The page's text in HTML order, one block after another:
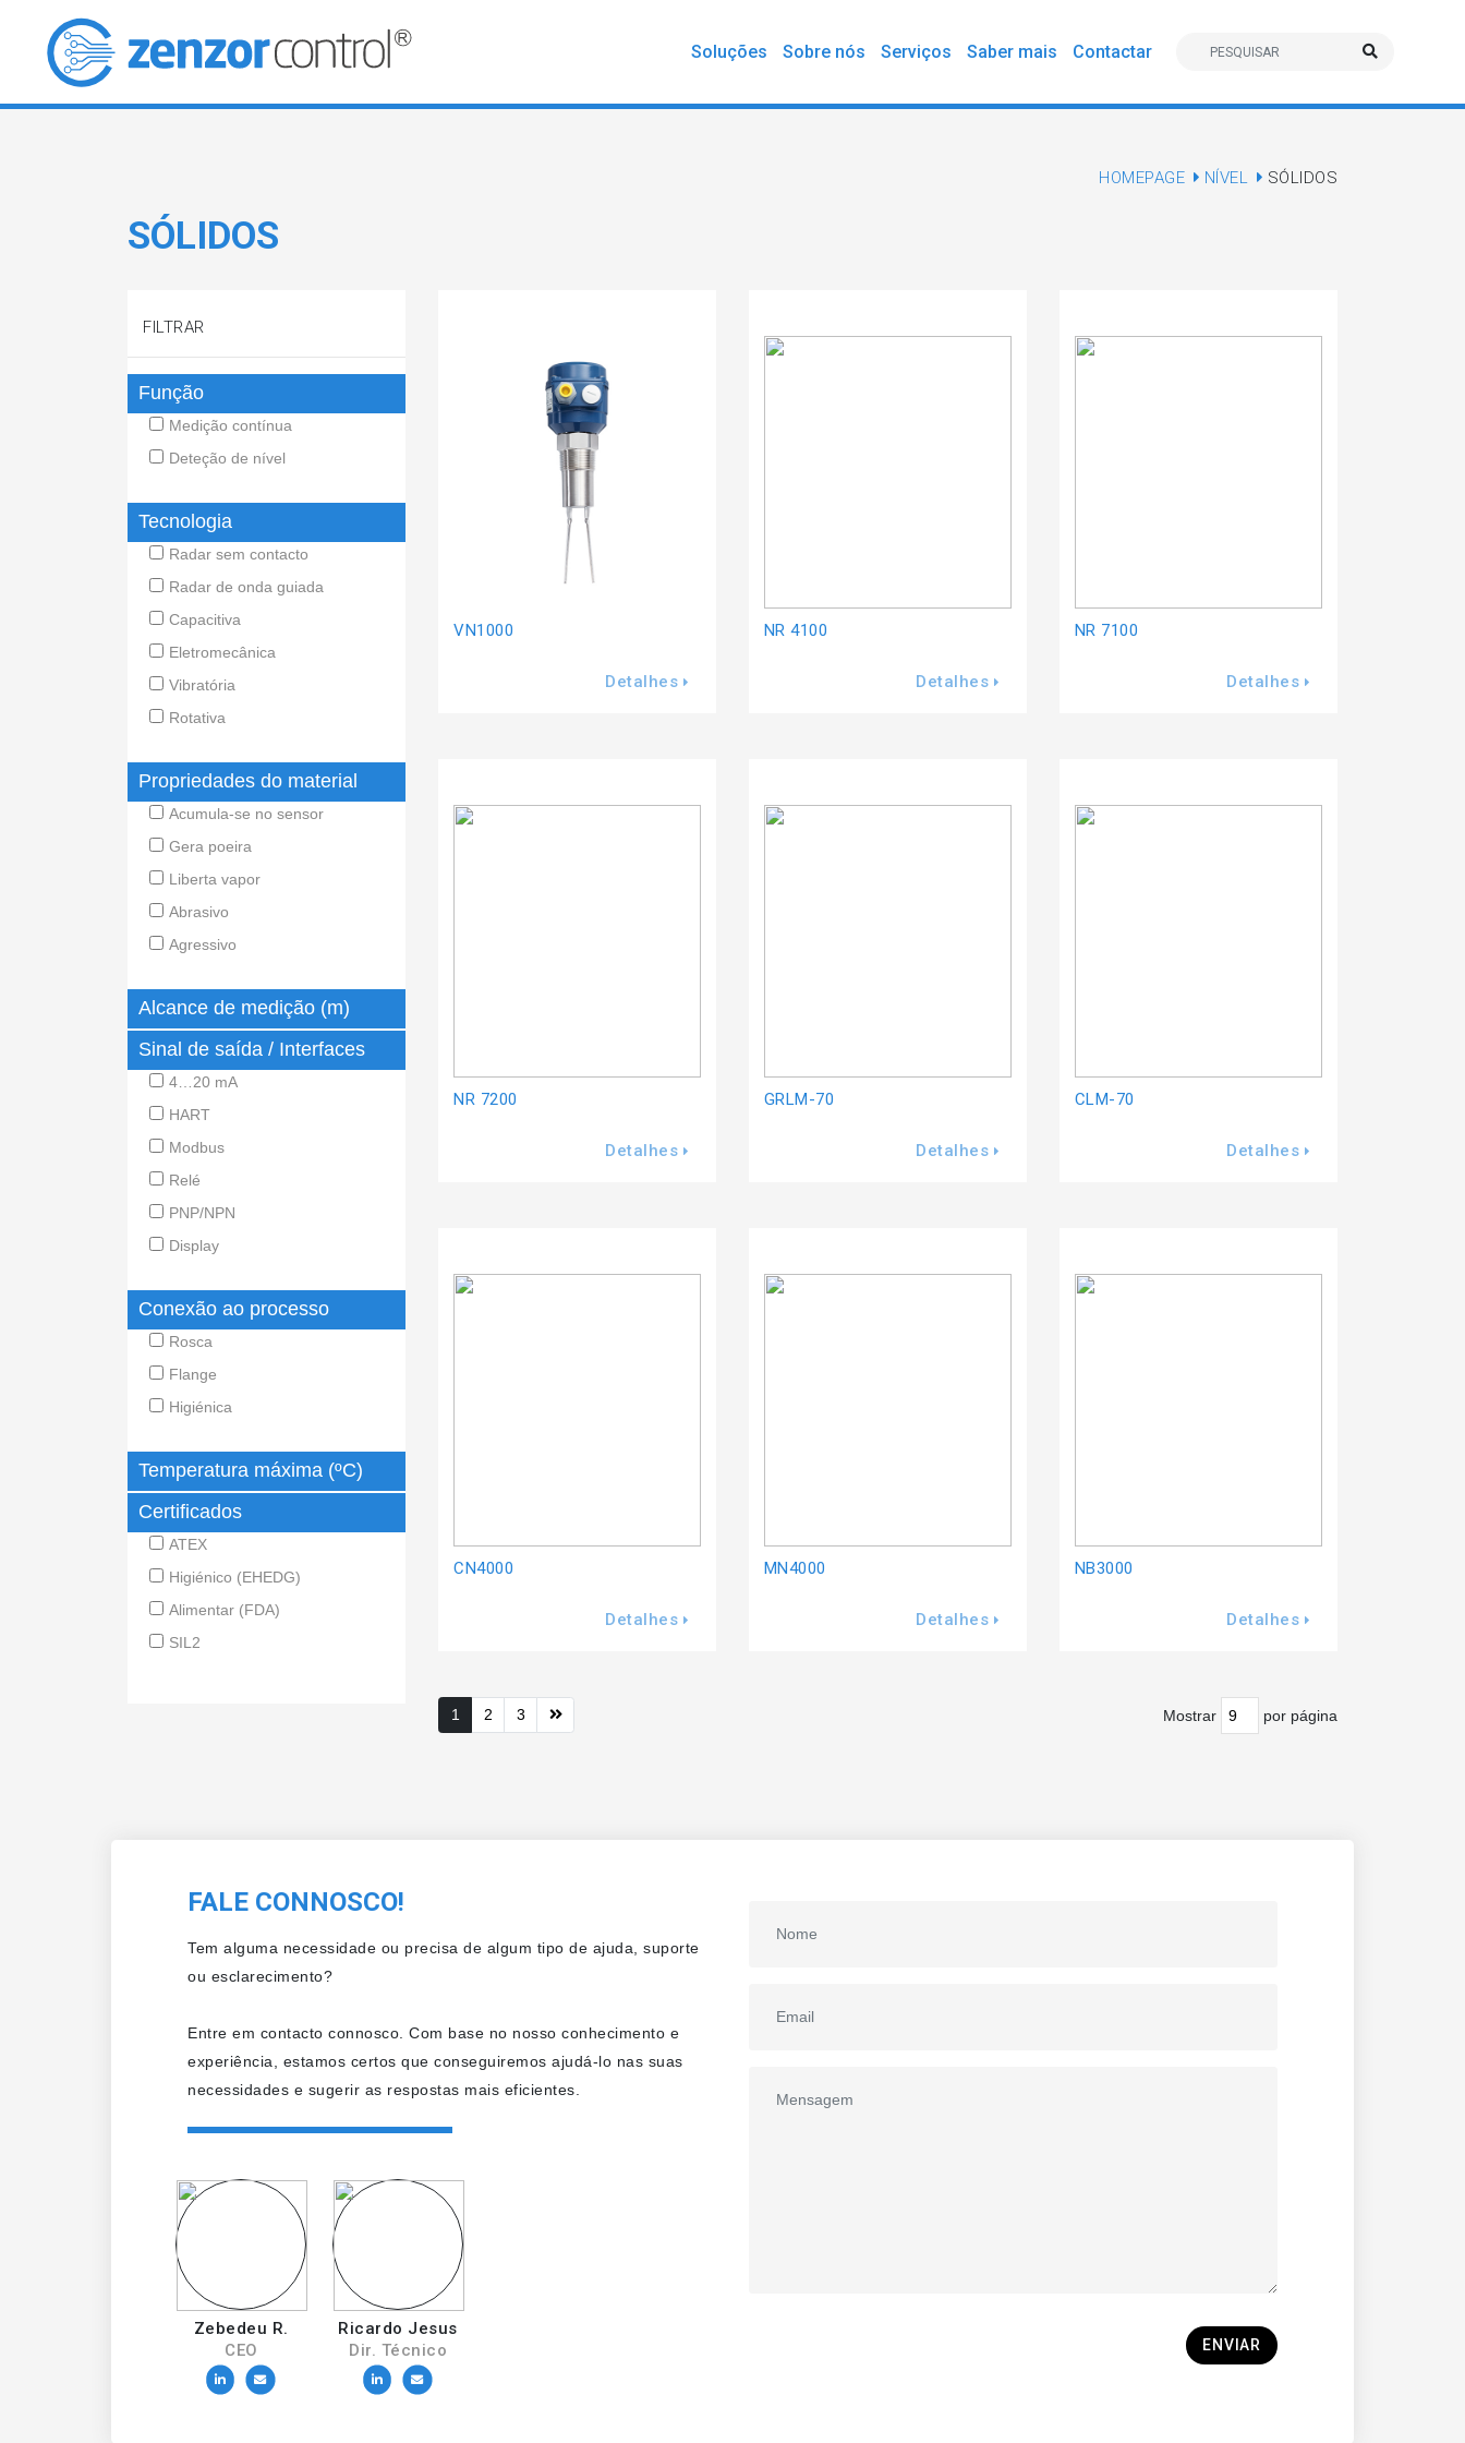
Soluções Sobre nós Serviços Saber mais Contactar
HOMEPAGE NÍVEL SÓLIDOS
SÓLIDOS
FILTRAR
Função
Medição contínua
Deteção de nível
Tecnologia
Radar sem contacto
Radar de onda guiada
Capacitiva
Eletromecânica
Vibratória
Rotativa
Propriedades do material
Acumula-se no sensor
Gera poeira
Liberta vapor
Abrasivo
Agressivo
Alcance de medição (m)
Sinal de saída / Interfaces
4…20 mA
HART
Modbus
Relé
PNP/NPN
Display
Conexão ao processo
Rosca
Flange
Higiénica
Temperatura máxima (ºC)
Certificados
ATEX
Higiénico (EHEDG)
Alimentar (FDA)
SIL2
VN1000
Detalhes
NR 4100
Detalhes
NR 7100
Detalhes
NR 7200
Detalhes
GRLM-70
Detalhes
CLM-70
Detalhes
CN4000
Detalhes
MN4000
Detalhes
NB3000
Detalhes
1 2 3 Mostrar por página
FALE CONNOSCO!
Tem alguma necessidade ou precisa de algum tipo de ajuda, suporte
ou esclarecimento?
Entre em contacto connosco. Com base no nosso conhecimento e
experiência, estamos certos que conseguiremos ajudá-lo nas suas
necessidades e sugerir as respostas mais eficientes.
Zebedeu R.
CEO
Ricardo Jesus
Dir. Técnico
ENVIAR